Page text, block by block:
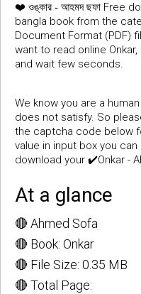
❤️ ওঙ্কার - আহমদ ছফা Free
bangla book from the
Document Format (PDF)
want to read online
and wait few seconds.
We know you are a
does not satisfy. So
the captcha code below
value in input box you
download your ✔️Onkar -
At a glance
🔴 Ahmed Sofa
🔴 Book: Onkar
🔴 File Size: 0.35 MB
🔴 Total Page: